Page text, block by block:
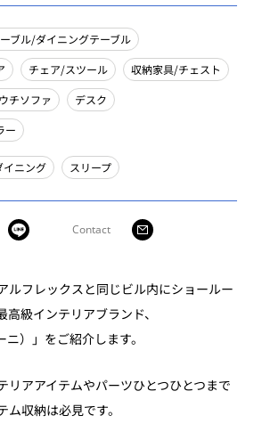
ブル/ダイニングテーブル
チェア/スツール
収納家具/チェスト
チソファ
デスク
ー
イニング スリープ
Contact
ルフレックスと同じビル内にショールー
級インテリアブランド、
）」をご紹介します。
リアアイテムやパーツひとつひとつまで
収納は必見です。